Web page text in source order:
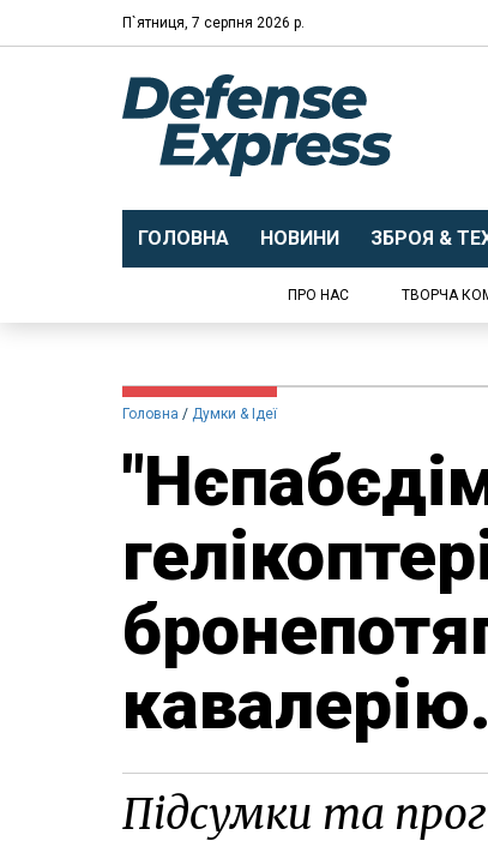
П`ятниця, 7 серпня 2026 р.
ГОЛОВНА НОВИНИ ЗБРОЯ &
ПРО НАС ТВОРЧА
Головна Думки & Ідеї
Підсумки та